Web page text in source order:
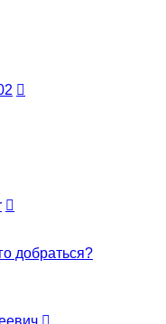
добраться?